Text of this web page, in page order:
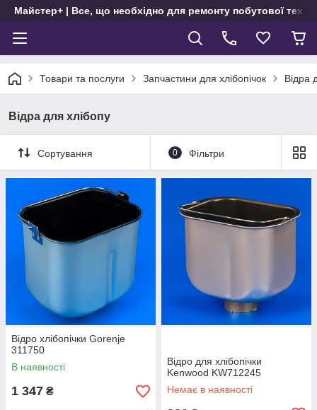
Майстер+ | Все, що необхідно для ремонту побутової
Товари та послуги Запчастини для хлібопічок Відра
Відра для хлібопу
Сортування 0 Фільтри
Відро хлібопічки Gorenje
311750
В наявності
1 347 ₴
Відро для хлібопічки
Kenwood KW712245
Немає в наявності